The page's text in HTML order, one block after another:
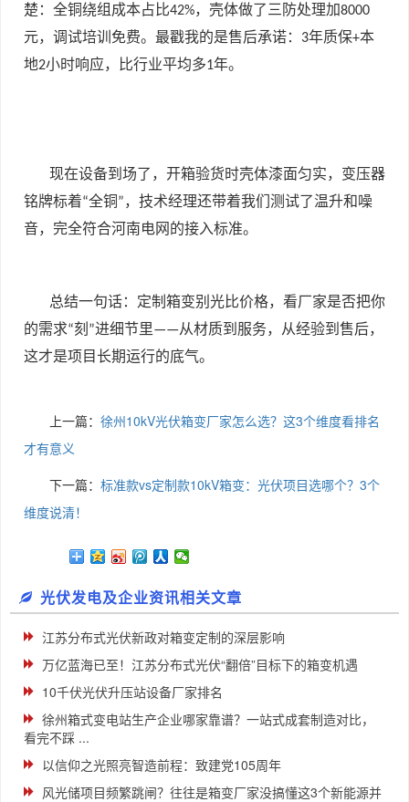
楚：全铜绕组成本占比42%，壳体做了三防处理加8000
元，调试培训免费。最戳我的是售后承诺： 3年质保+本
地2小时响应，比行业平均多1年。
现在设备到场了，开箱验货时壳体漆面匀实，变压器
铭牌标着“全铜 ”，技术经理还带着我们测试了温升和噪
音，完全符合河南电网的接入标准。
总结一句话：定制箱变别光比价格，看厂家是否把你
的需求“刻 ”进细节里——从材质到服务，从经验到售后，
这才是项目长期运行的底气。
上一篇： 徐州10kV光伏箱变厂家怎么选？这3个维度看排名
才有意义
下一篇： 标准款vs定制款10kV箱变：光伏项目选哪个？3个
维度说清！
光伏发电及企业资讯相关文章
江苏分布式光伏新政对箱变定制的深层影响
万亿蓝海已至！江苏分布式光伏“翻倍”目标下的箱变机遇
10千伏光伏升压站设备厂家排名
徐州箱式变电站生产企业哪家靠谱？一站式成套制造对比，
看完不踩 ...
以信仰之光照亮智造前程：致建党105周年
风光储项目频繁跳闸？往往是箱变厂家没搞懂这3个新能源并